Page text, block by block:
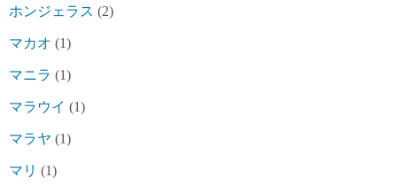
ホンジェラス (2)
マカオ (1)
マニラ (1)
マラウイ (1)
マラヤ (1)
マリ (1)